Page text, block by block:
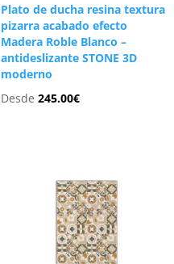
Plato de ducha resina textura
pizarra acabado efecto
Madera Roble Blanco –
antideslizante STONE 3D
moderno
Desde 245.00€